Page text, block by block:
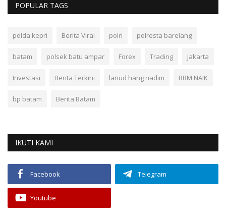
POPULAR TAGS
polda kepri Berita Viral polri polresta barelang
batam polsek batu ampar Forex Trading Jakarta
Investasi Berita Terkini lanud hang nadim BBM NAIK
bp batam Berita Batam
IKUTI KAMI
Facebook Telegram
Youtube